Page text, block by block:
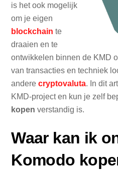
is het ook mogelijk
om je eigen
blockchain te
draaien en te
ontwikkelen binnen de KMD
van transacties en techniek
anderecryptovaluta. In dit
KMD-project en kun je zelf
kopen verstandig is.
Waar kan ik
Komodo